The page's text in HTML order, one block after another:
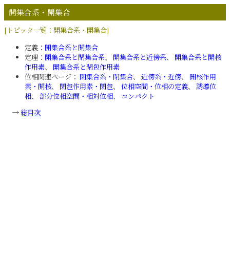
開集合系・開集合
[トピック一覧：開集合系・開集合]
定義： 開集合系と開集合
定理： 開集合系と閉集合系、 開集合系と近傍系、 開集合系と開核
作用素、 開集合系と閉包作用素
位相関連ページ： 閉集合系・閉集合、 近傍系・近傍、 開核作用
素・開核、 閉包作用素・閉包、 位相空間・位相の定義、 誘導位
相、 部分位相空間・相対位相、
コンパクト
→ 総目次